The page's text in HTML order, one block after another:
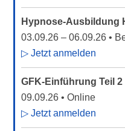
Hypnose-Ausbildung
03.09.26 – 06.09.26 •
▷ Jetzt anmelden
GFK-Einführung Teil 2
09.09.26 • Online
▷ Jetzt anmelden